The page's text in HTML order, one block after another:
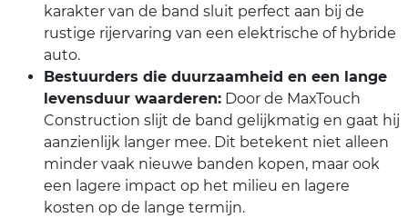
karakter van de band sluit perfect aan bij de
rustige rijervaring van een elektrische of hybride
auto.
Bestuurders die duurzaamheid en een lange
levensduur waarderen: Door de MaxTouch
Construction slijt de band gelijkmatig en gaat hij
aanzienlijk langer mee. Dit betekent niet alleen
minder vaak nieuwe banden kopen, maar ook
een lagere impact op het milieu en lagere
kosten op de lange termijn.